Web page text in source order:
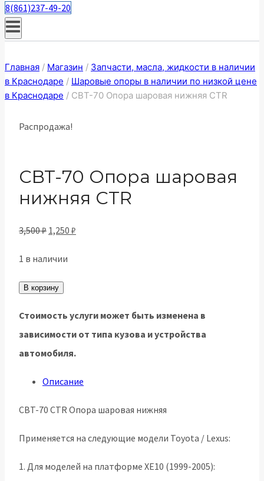
8(861)237-49-20
Главная / Магазин / Запчасти, масла, жидкости в наличии
в Краснодаре / Шаровые опоры в наличии по низкой цене
в Краснодаре / CBT-70 Опора шаровая нижняя CTR
Распродажа!
CBT-70 Опора шаровая
нижняя CTR
3,500₽ Первоначальная
3,500 ₽.
1,250 ₽
1 в наличии
Количество
шаровая
В корзину
Стоимость услуги может быть изменена в
зависимости от типа кузова и устройства
автомобиля.
Описание
CBT-70 CTR Опора шаровая нижняя
Применяется на следующие модели Toyota / Lexus:
1. Для моделей на платформе XE10 (1999-2005):